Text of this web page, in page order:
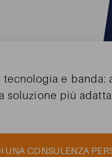
e banda:
soluzione più
UNA CONSULENZA
personaliivi descritte